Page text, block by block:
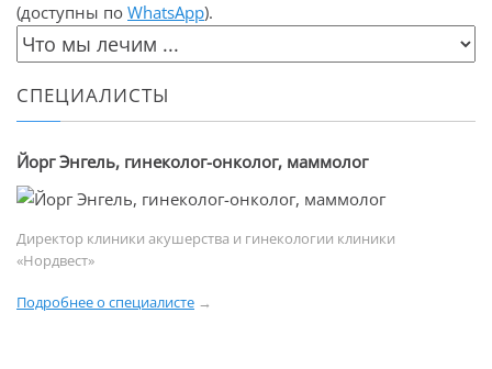
(доступны по WhatsApp).
СПЕЦИАЛИСТЫ
Йорг Энгель, гинеколог-онколог, маммолог
Директор клиники акушерства и гинекологии клиники
«Нордвест»
Подробнее о специалисте →